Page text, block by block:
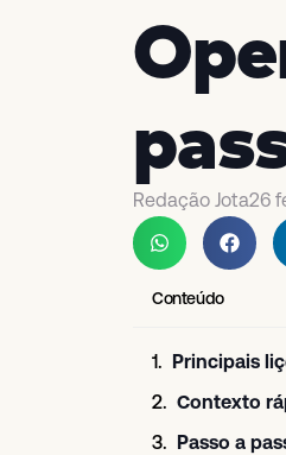
Redação Jota26
Conteúdo
Principais
Contexto
Passo a